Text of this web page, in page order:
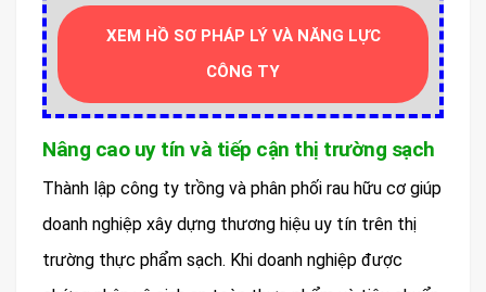
XEM HỒ SƠ PHÁP LÝ VÀ NĂNG LỰC
CÔNG TY
Nâng cao uy tín và tiếp cận thị trường sạch
Thành lập công ty trồng và phân phối rau hữu cơ giúp
doanh nghiệp xây dựng thương hiệu uy tín trên thị
trường thực phẩm sạch. Khi doanh nghiệp được